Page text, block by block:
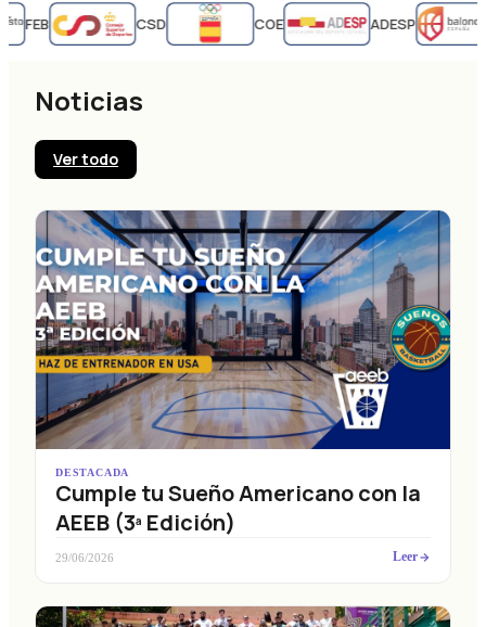
FEB CSD COE ADESP
Noticias
Ver todo
DESTACADA
Cumple tu Sueño Americano con la
AEEB (3ª Edición)
29/06/2026 Leer